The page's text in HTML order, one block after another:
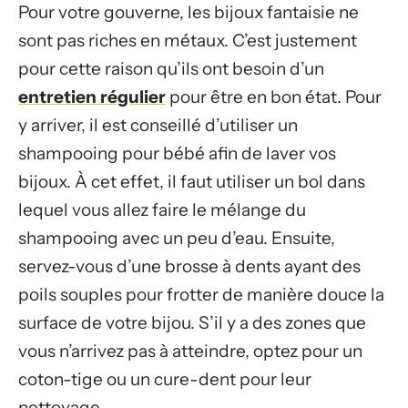
Pour votre gouverne, les bijoux fantaisie ne
sont pas riches en métaux. C’est justement
pour cette raison qu’ils ont besoin d’un
entretien régulier pour être en bon état. Pour
y arriver, il est conseillé d’utiliser un
shampooing pour bébé afin de laver vos
bijoux. À cet effet, il faut utiliser un bol dans
lequel vous allez faire le mélange du
shampooing avec un peu d’eau. Ensuite,
servez-vous d’une brosse à dents ayant des
poils souples pour frotter de manière douce la
surface de votre bijou. S’il y a des zones que
vous n’arrivez pas à atteindre, optez pour un
coton-tige ou un cure-dent pour leur